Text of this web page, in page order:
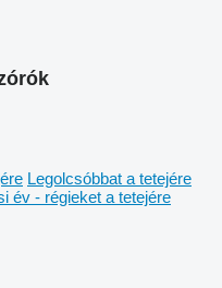
Legolcsóbbat a tetejére
év - régieket a tetejére